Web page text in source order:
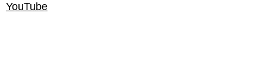
YouTube